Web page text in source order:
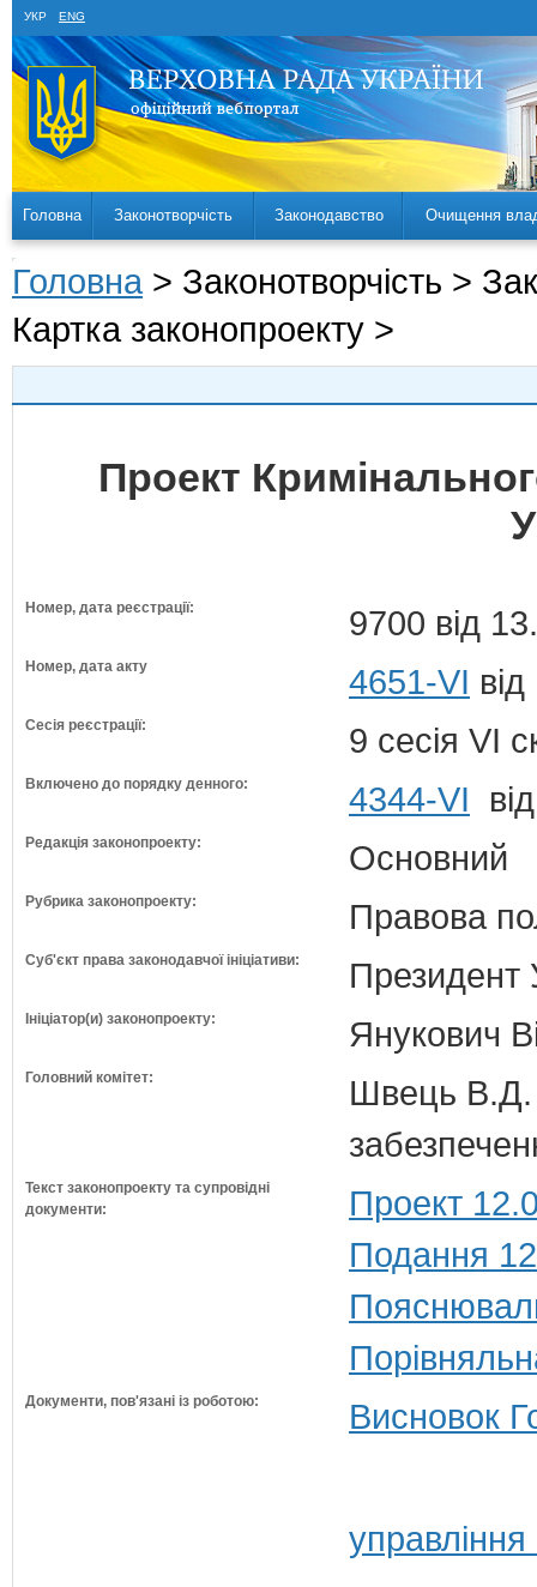
УКР ENG
Головна Законотворчість Законодавство Очищення
Головна > Законотворчість >
Картка законопроекту >
Проект
Номер, дата реєстрації: 9700 від
Номер, дата акту 4651-VI
Сесія реєстрації: 9 сесія VI
Включено до порядку денного: 4344-VI
Редакція законопроекту: Основний
Рубрика законопроекту: Правова
Суб'єкт права законодавчої ініціативи: Президент
Ініціатор(и) законопроекту: Янукович
Головний комітет:
Швець В.Д.
Текст законопроекту та супровідні
документи:
Проект
Подання
Документи, пов'язані із роботою: Висновок